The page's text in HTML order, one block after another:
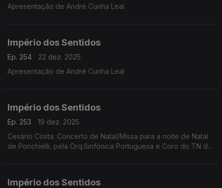
Apresentação de André Cunha Leal
Império dos Sentidos
Ep. 254
22 dez. 2025
Apresentação de André Cunha Leal
Império dos Sentidos
Ep. 253
19 dez. 2025
Cesário Costa: Concerto de Natal/Missa para a noite de Natal
de Ponchielli, pela Orq.Sinfónica Portuguesa e Coro do TN de
Império dos Sentidos